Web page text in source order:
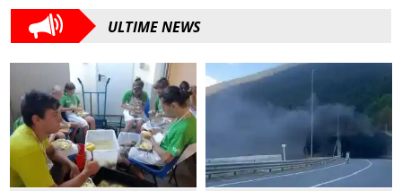
ULTIME NEWS